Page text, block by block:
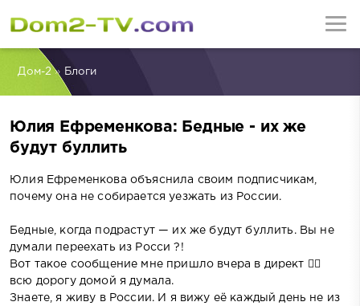
Дом-2» Блоги
Юлия Ефременкова: Бедные - их же
будут буллить
Юлия Ефременкова объяснила своим подписчикам,
почему она не собирается уезжать из России.
Бедные, когда подрастут — их же будут буллить. Вы не
думали переехать из Росси ?!
Вот такое сообщение мне пришло вчера в директ 🤦‍♀
всю дорогу домой я думала.
Знаете, я живу в России. И я вижу её каждый день не из